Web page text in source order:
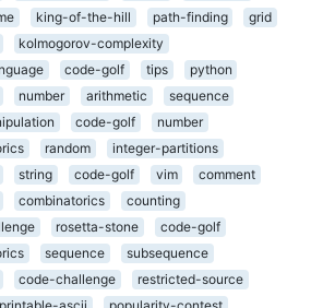
king-of-the-hill path-finding
grid
kolmogorov-complexity
code-golf tips
python
number arithmetic
sequence
code-golf
number
random
integer-partitions
string code-golf vim
comment
combinatorics
counting
rosetta-stone
code-golf
sequence
subsequence
code-challenge
restricted-source